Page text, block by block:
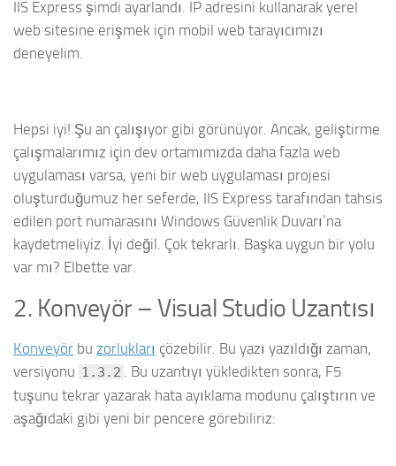
IIS Express şimdi ayarlandı. IP adresini kullanarak yerel
web sitesine erişmek için mobil web tarayıcımızı
deneyelim.
Hepsi iyi! Şu an çalışıyor gibi görünüyor. Ancak, geliştirme
çalışmalarımız için dev ortamımızda daha fazla web
uygulaması varsa, yeni bir web uygulaması projesi
oluşturduğumuz her seferde, IIS Express tarafından tahsis
edilen port numarasını Windows Güvenlik Duvarı’na
kaydetmeliyiz. İyi değil. Çok tekrarlı. Başka uygun bir yolu
var mı? Elbette var.
2. Konveyör – Visual Studio Uzantısı
Konveyör bu zorlukları çözebilir. Bu yazı yazıldığı zaman,
versiyonu 1.3.2 . Bu uzantıyı yükledikten sonra, F5
tuşunu tekrar yazarak hata ayıklama modunu çalıştırın ve
aşağıdaki gibi yeni bir pencere görebiliriz: